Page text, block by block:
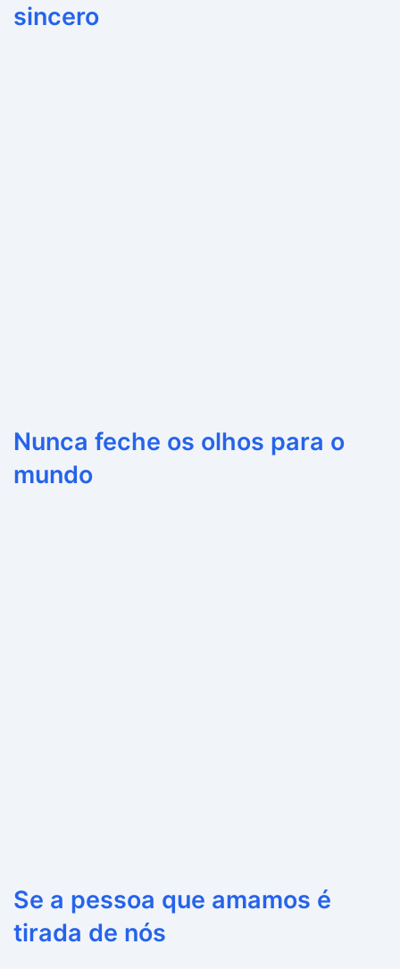
sincero
Nunca feche os olhos para o
mundo
Se a pessoa que amamos é
tirada de nós